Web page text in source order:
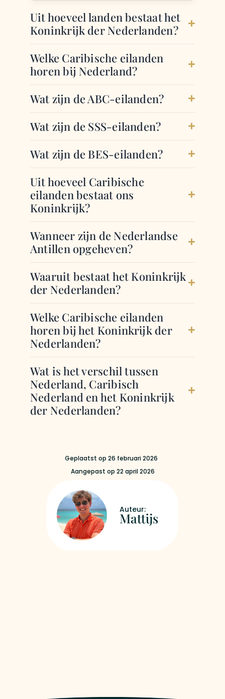
Uit hoeveel landen bestaat het
Koninkrijk der Nederlanden?
Welke Caribische eilanden
horen bij Nederland?
Wat zijn de ABC-eilanden?
Wat zijn de SSS-eilanden?
Wat zijn de BES-eilanden?
Uit hoeveel Caribische
eilanden bestaat ons
Koninkrijk?
Wanneer zijn de Nederlandse
Antillen opgeheven?
Waaruit bestaat het Koninkrijk
der Nederlanden?
Welke Caribische eilanden
horen bij het Koninkrijk der
Nederlanden?
Wat is het verschil tussen
Nederland, Caribisch
Nederland en het Koninkrijk
der Nederlanden?
Geplaatst op 26 februari 2026
Aangepast op 22 april 2026
Mattijs